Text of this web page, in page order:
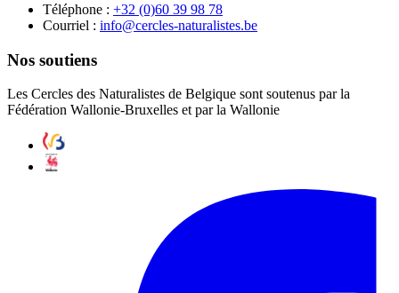
Téléphone : 87 89 93 06(0) 23+
Courriel : eb.setsilarutan-selcrec@ofni
Nos soutiens
Les Cercles des Naturalistes de Belgique sont soutenus par la
Fédération Wallonie-Bruxelles et par la Wallonie